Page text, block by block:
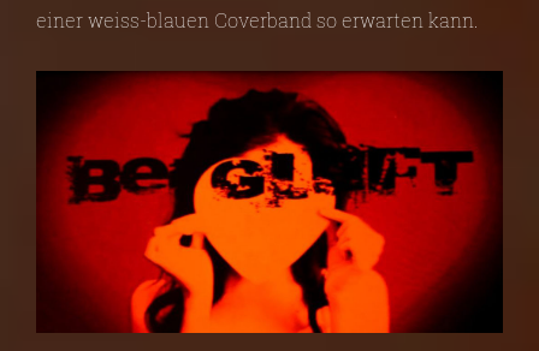
einer weiss-blauen Coverband so erwarten kann.